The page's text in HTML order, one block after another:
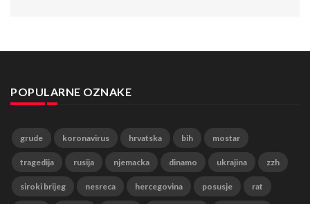
POPULARNE OZNAKE
grude koronavirus hrvatska bih mostar
tragedija rusija njemacka dinamo ukrajina zzh
siroki brijeg nesreca hercegovina posusje rat